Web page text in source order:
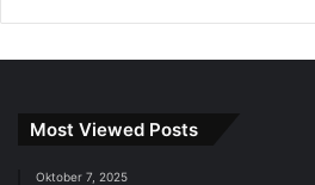
Most Viewed Posts
Oktober 7, 2025